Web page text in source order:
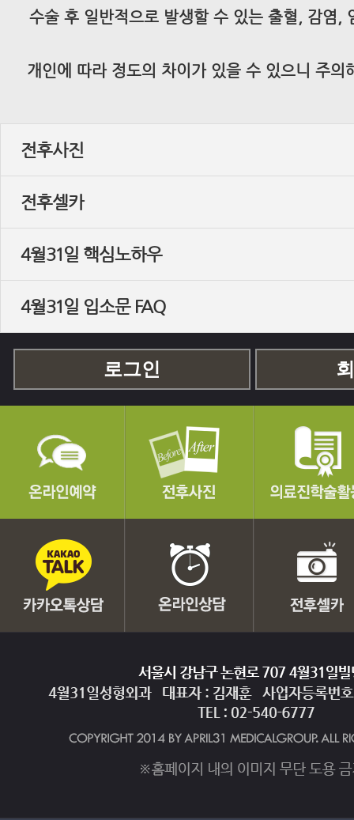
수술 후 일반적으로 발생할 수 있는 출혈, 감염,
개인에 따라 정도의 차이가 있을 수 있으니 주의
전후사진
전후셀카
4월31일 핵심노하우
4월31일 입소문 FAQ